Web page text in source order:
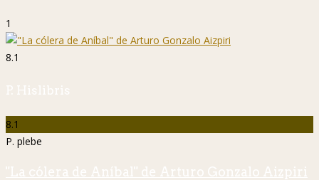
1
8.1
P. Hislibris
8.1
P. plebe
"La cólera de Aníbal" de Arturo Gonzalo Aizpiri